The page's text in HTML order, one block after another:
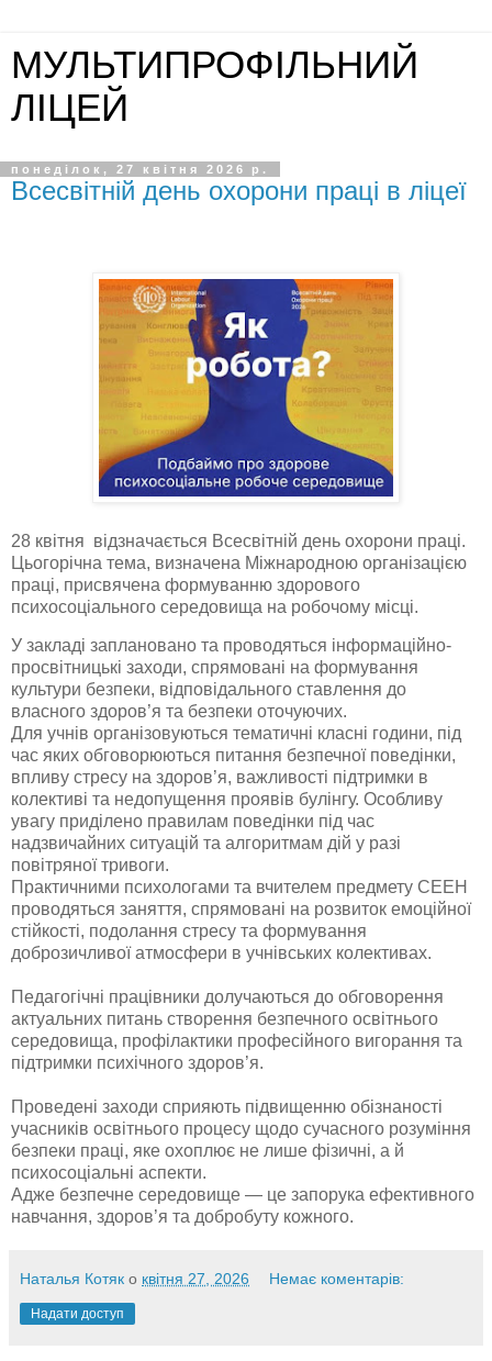
МУЛЬТИПРОФІЛЬНИЙ
ЛІЦЕЙ
понеділок, 27 квітня 2026 р.
Всесвітній день охорони праці в ліцеї
28 квітня відзначається Всесвітній день охорони праці.
Цьогорічна тема, визначена Міжнародною організацією
праці, присвячена формуванню здорового
психосоціального середовища на робочому місці.
У закладі заплановано та проводяться інформаційно-
просвітницькі заходи, спрямовані на формування
культури безпеки, відповідального ставлення до
власного здоров’я та безпеки оточуючих.
Для учнів організовуються тематичні класні години, під
час яких обговорюються питання безпечної поведінки,
впливу стресу на здоров’я, важливості підтримки в
колективі та недопущення проявів булінгу. Особливу
увагу приділено правилам поведінки під час
надзвичайних ситуацій та алгоритмам дій у разі
повітряної тривоги.
Практичними психологами та вчителем предмету СЕЕН
проводяться заняття, спрямовані на розвиток емоційної
стійкості, подолання стресу та формування
доброзичливої атмосфери в учнівських колективах.
Педагогічні працівники долучаються до обговорення
актуальних питань створення безпечного освітнього
середовища, профілактики професійного вигорання та
підтримки психічного здоров’я.
Проведені заходи сприяють підвищенню обізнаності
учасників освітнього процесу щодо сучасного розуміння
безпеки праці, яке охоплює не лише фізичні, а й
психосоціальні аспекти.
Адже безпечне середовище — це запорука ефективного
навчання, здоров’я та добробуту кожного.
Наталья Котяк о квітня 27, 2026 Немає коментарів:
Надати доступ